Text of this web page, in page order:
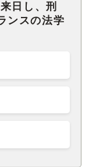
日し、刑
ンスの法学